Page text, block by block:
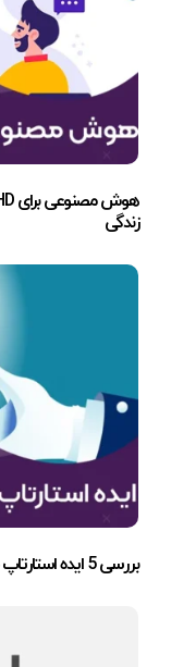
هوش مصنوعی برای ADHD: راهکاری نوین برای مدیریت تمرکز و بهبود
زندگی
بررسی 5 ایده استارتاپ خلاقانه و پول‌ساز با هوش مصنوعی